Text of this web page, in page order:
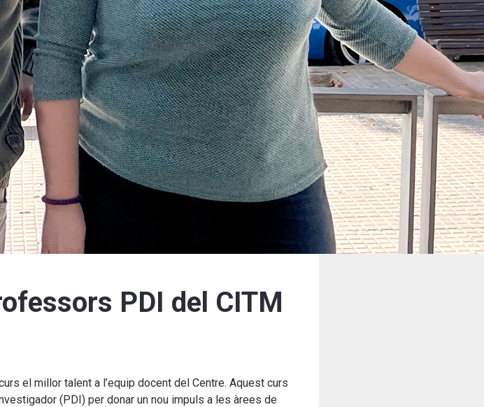
PDI del CITM
el millor talent a l’equip docent del Centre. Aquest curs
(PDI) per donar un nou impuls a les àrees de